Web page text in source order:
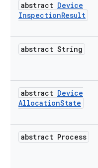
abstract Device
InspectionResult
abstract String
abstract Device
AllocationState
abstract Process